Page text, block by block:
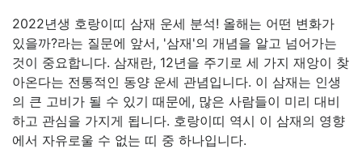
2022년생 호랑이띠 삼재 운세 분석! 올해는 어떤 변화가
있을까?라는 질문에 앞서, '삼재'의 개념을 알고 넘어가는
것이 중요합니다. 삼재란, 12년을 주기로 세 가지 재앙이 찾
아온다는 전통적인 동양 운세 관념입니다. 이 삼재는 인생
의 큰 고비가 될 수 있기 때문에, 많은 사람들이 미리 대비
하고 관심을 가지게 됩니다. 호랑이띠 역시 이 삼재의 영향
에서 자유로울 수 없는 띠 중 하나입니다.